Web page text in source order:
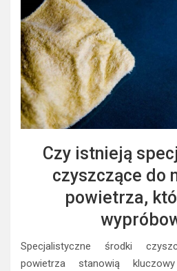
Czy istnieją
czyszczące do
powietrza,
Specjalistyczne środki
powietrza stanowią